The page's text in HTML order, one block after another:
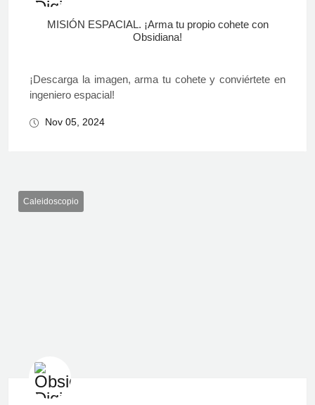
MISIÓN ESPACIAL. ¡Arma tu propio cohete con
Obsidiana!
¡Descarga la imagen, arma tu cohete y conviértete en
ingeniero espacial!
Nov 05, 2024
Caleidoscopio